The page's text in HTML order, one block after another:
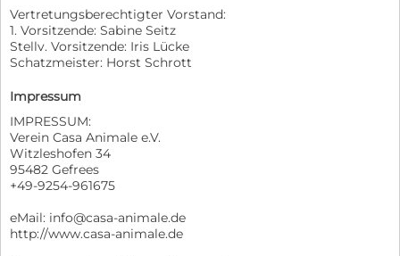
Vertretungsberechtigter Vorstand:
1. Vorsitzende: Sabine Seitz
Stellv. Vorsitzende: Iris Lücke
Schatzmeister: Horst Schrott
Impressum
IMPRESSUM:
Verein Casa Animale e.V.
Witzleshofen 34
95482 Gefrees
+49-9254-961675
eMail: info@casa-animale.de
http://www.casa-animale.de